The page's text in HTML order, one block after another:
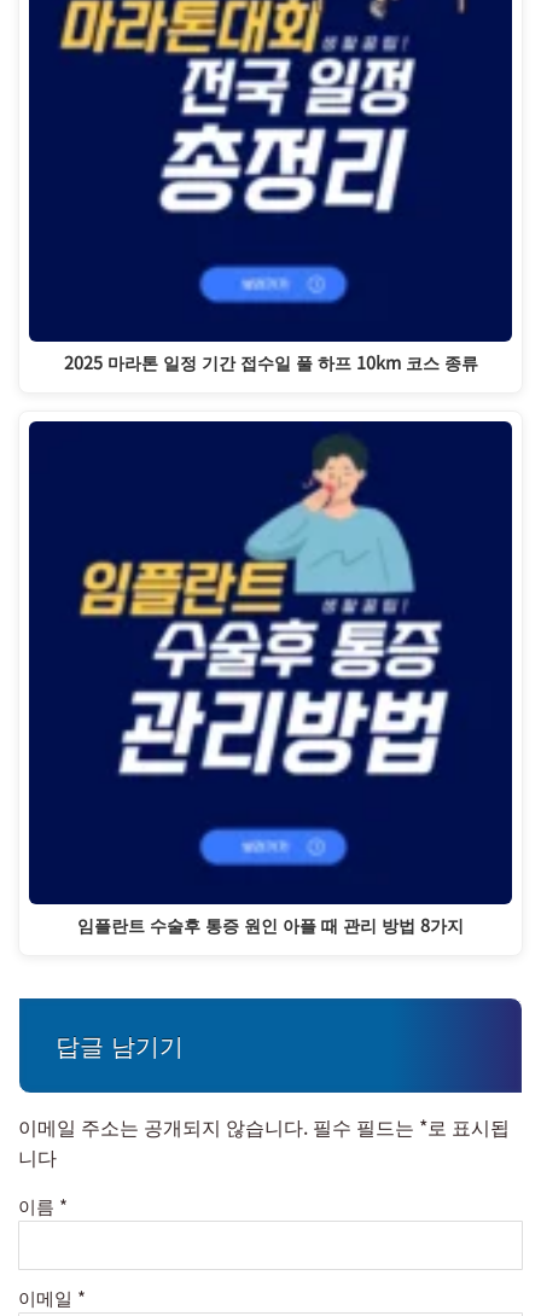
2025 마라톤 일정 기간 접수일 풀 하프 10km 코스 종류
임플란트 수술후 통증 원인 아플 때 관리 방법 8가지
답글 남기기
이메일 주소는 공개되지 않습니다. 필수 필드는 *로 표시됩
니다
이름 *
이메일 *